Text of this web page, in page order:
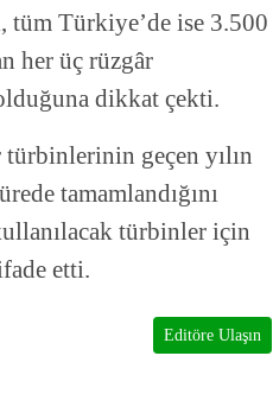
Türkiye’de ise 3.500
her üç rüzgâr
dikkat çekti.
geçen yılın
tamamlandığını
türbinler için
etti.
Editöre Ulaşın